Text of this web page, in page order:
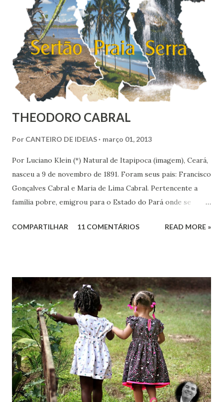
7,38. Se fosse considerado um país, nós nordestinos
ficaríamos em 9º na classificação global, entre belgas e
finlandeses. Apesar de ser considerada a região mais rica
do Brasil, o Sudoeste foi con...
THEODORO CABRAL
Por CANTEIRO DE IDEIAS março 01, 2013
Por Luciano Klein (*) Natural de Itapipoca (imagem), Ceará,
nasceu a 9 de novembro de 1891. Foram seus pais: Francisco
Gonçalves Cabral e Maria de Lima Cabral. Pertencente a
família pobre, emigrou para o Estado do Pará onde se
nos estudos, adquiriu conhecimentos gerais, notadamente
com rapidez e brilhantismo.
COMPARTILHAR 11 COMENTÁRIOS READ MORE »